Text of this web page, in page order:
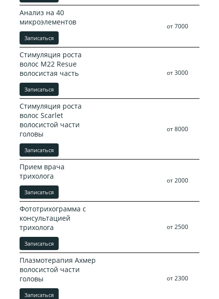
Анализ на 40
микроэлементов
Записаться
от 7000
Стимуляция роста
волос M22 Resue
волосистая часть
Записаться
от 3000
Стимуляция роста
волос Scarlet
волосистой части
головы
Записаться
от 8000
Прием врача
трихолога
Записаться
от 2000
Фототрихограмма с
консультацией
трихолога
Записаться
от 2500
Плазмотерапия Ахмер
волосистой части
головы
Записаться
от 2300